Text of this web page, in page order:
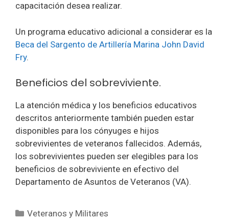
capacitación desea realizar.
Un programa educativo adicional a considerar es la
Beca del Sargento de Artillería Marina John David
Fry.
Beneficios del sobreviviente.
La atención médica y los beneficios educativos
descritos anteriormente también pueden estar
disponibles para los cónyuges e hijos
sobrevivientes de veteranos fallecidos. Además,
los sobrevivientes pueden ser elegibles para los
beneficios de sobreviviente en efectivo del
Departamento de Asuntos de Veteranos (VA).
Categorías
Veteranos y Militares